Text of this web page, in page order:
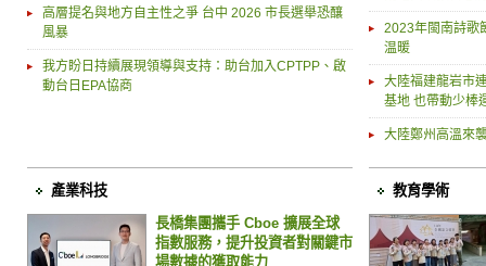
高層提名與地方自主性之爭 台中 2026 市長選舉恐釀
風暴
我方盼日持續展現領導與支持：助台加入CPTPP、啟
動台日EPA協商
2023年閩南詩歌
温暖
大陸福建龍岩市
基地 也帶動少棒
大陸鄭州高溫來
產業科技
長橋集團攜手 Cboe 擴展全球
指數服務，提升投資者對關鍵市
場數據的獲取能力
教育學術